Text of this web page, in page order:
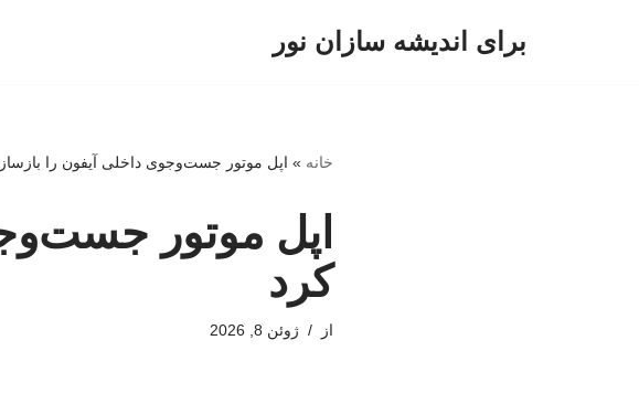
برای اندیشه سازان نور
خانه » اپل موتور جست‌وجوی داخلی آیفون را
اپل موتور
کرد
از ژوئن 8, 2026